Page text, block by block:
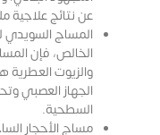
عن نتائج علاجية
المساج السويدي
الخالص، فإن
والزيوت العطرية
الجهاز العصبي
السطحية.